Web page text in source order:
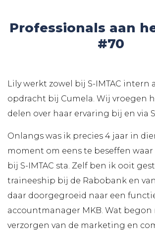
Professionals aan
#70
Lily werkt zowel bij S-IMTAC intern
opdracht bij Cumela. Wij vroegen
delen over haar ervaring bij en via
Onlangs was ik precies 4 jaar in
moment om eens te beseffen
bij S-IMTAC sta. Zelf ben ik ooit
traineeship bij de Rabobank en
daar doorgegroeid naar een
accountmanager MKB. Wat begon
verzorgen van de marketing en